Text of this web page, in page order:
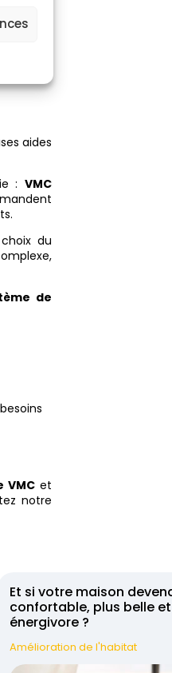
d’une
: le
aides
: VMC
du
de
VMCet
notre
Et si votre maison
confortable, plus belle
énergivore ?
Amélioration de l'habitat